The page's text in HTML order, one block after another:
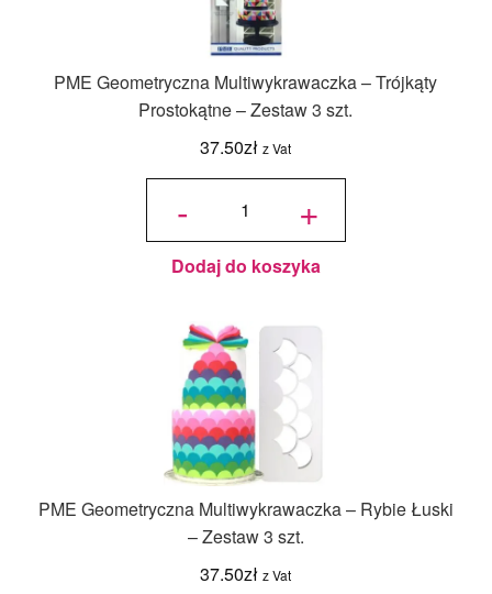
PME Geometryczna Multiwykrawaczka – Trójkąty
Prostokątne – Zestaw 3 szt.
37.50zł z Vat
-
ilość PME
Multiwykrawaczka
- Trójkąty
Prostokątne -
Zestaw 3 szt. +
Dodaj do koszyka
PME Geometryczna Multiwykrawaczka – Rybie Łuski
– Zestaw 3 szt.
37.50zł z Vat